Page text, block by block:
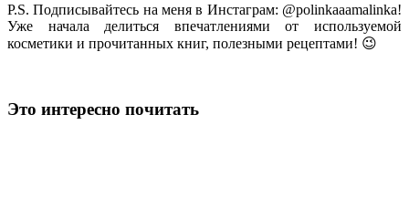
P.S. Подписывайтесь на меня в Инстаграм: @polinkaaamalinka!
Уже начала делиться впечатлениями от используемой
косметики и прочитанных книг, полезными рецептами! 😉
Это интересно почитать